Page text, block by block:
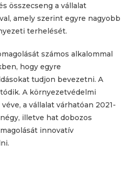
összecseng a vállalat
amely szerint egyre nagyobb
terhelését.
számos alkalommal
hogy egyre
tudjon bevezetni. A
A környezetvédelmi
a vállalat várhatóan 2021-
illetve hat dobozos
innovatív